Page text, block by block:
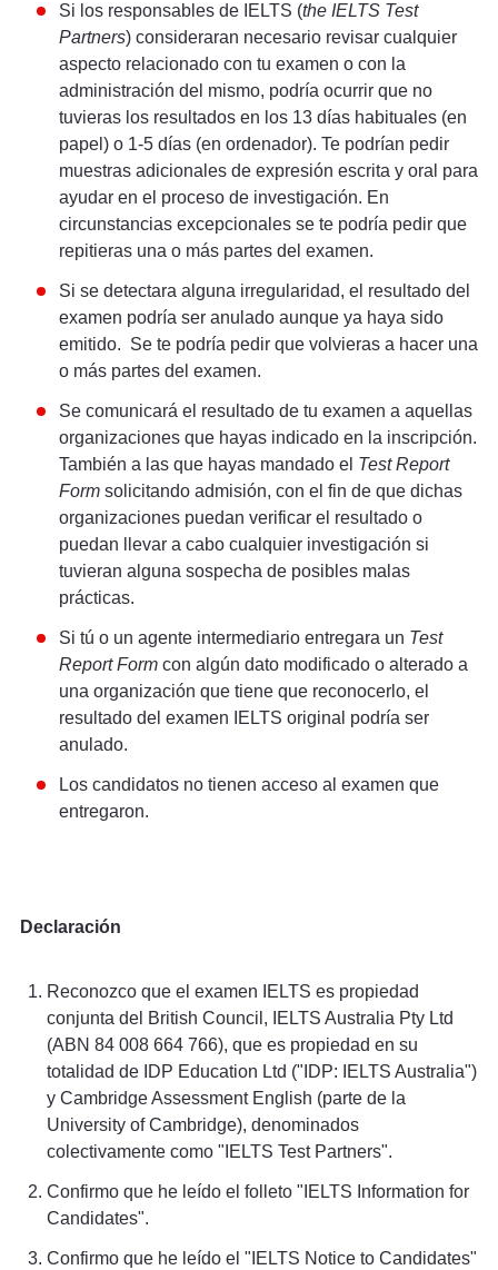
Si los responsables de IELTS (the IELTS Test
Partners) consideraran necesario revisar cualquier
aspecto relacionado con tu examen o con la
administración del mismo, podría ocurrir que no
tuvieras los resultados en los 13 días habituales (en
papel) o 1-5 días (en ordenador). Te podrían pedir
muestras adicionales de expresión escrita y oral para
ayudar en el proceso de investigación. En
circunstancias excepcionales se te podría pedir que
repitieras una o más partes del examen.
Si se detectara alguna irregularidad, el resultado del
examen podría ser anulado aunque ya haya sido
emitido. Se te podría pedir que volvieras a hacer una
o más partes del examen.
Se comunicará el resultado de tu examen a aquellas
organizaciones que hayas indicado en la inscripción.
También a las que hayas mandado el Test Report
Form solicitando admisión, con el fin de que dichas
organizaciones puedan verificar el resultado o
puedan llevar a cabo cualquier investigación si
tuvieran alguna sospecha de posibles malas
prácticas.
Si tú o un agente intermediario entregara un Test
Report Form con algún dato modificado o alterado a
una organización que tiene que reconocerlo, el
resultado del examen IELTS original podría ser
anulado.
Los candidatos no tienen acceso al examen que
entregaron.
Declaración
Reconozco que el examen IELTS es propiedad
conjunta del British Council, IELTS Australia Pty Ltd
(ABN 84 008 664 766), que es propiedad en su
totalidad de IDP Education Ltd ("IDP: IELTS Australia")
y Cambridge Assessment English (parte de la
University of Cambridge), denominados
colectivamente como "IELTS Test Partners".
Confirmo que he leído el folleto "IELTS Information for
Candidates".
Confirmo que he leído el "IELTS Notice to Candidates"